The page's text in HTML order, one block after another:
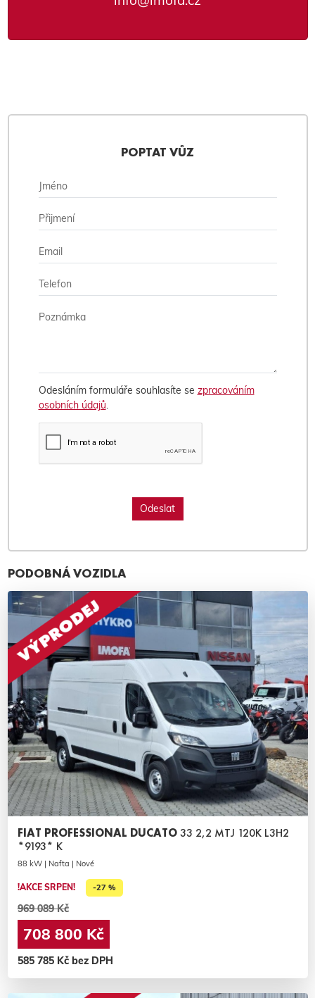
POPTAT VŮZ
Odesláním formuláře souhlasíte se zpracováním
osobních údajů.
PODOBNÁ VOZIDLA
FIAT PROFESSIONAL DUCATO33 2,2 MTJ 120K L3H2
*9193* K
88 kW | Nafta | Nové
!AKCE SRPEN! -27 %
969 089 Kč
708 800 Kč
585 785 Kč bez DPH